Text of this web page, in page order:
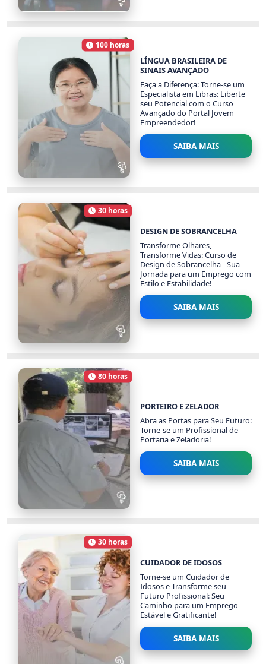
YOUTUBER DE SUCESSO
1004 alunos
LÍNGUA BRASILEIRA DE
SINAIS AVANÇADO
954 alunos
100 horas
Carga Horária
LÍNGUA BRASILEIRA DE
SINAIS AVANÇADO
Faça a Diferença: Torne-se um
Especialista em Libras: Liberte
seu Potencial com o Curso
Avançado do Portal Jovem
Empreendedor!
SAIBA MAIS
DESIGN DE
SOBRANCELHA
1172 alunos
30 horas
Carga Horária
DESIGN DE SOBRANCELHA
Transforme Olhares,
Transforme Vidas: Curso de
Design de Sobrancelha - Sua
Jornada para um Emprego com
Estilo e Estabilidade!
SAIBA MAIS
PORTEIRO E ZELADOR
1294 alunos
80 horas
Carga Horária
PORTEIRO E ZELADOR
Abra as Portas para Seu Futuro:
Torne-se um Profissional de
Portaria e Zeladoria!
SAIBA MAIS
30 horas
Carga Horária
CUIDADOR DE IDOSOS
Torne-se um Cuidador de
Idosos e Transforme seu
Futuro Profissional: Seu
Caminho para um Emprego
Estável e Gratificante!
SAIBA MAIS